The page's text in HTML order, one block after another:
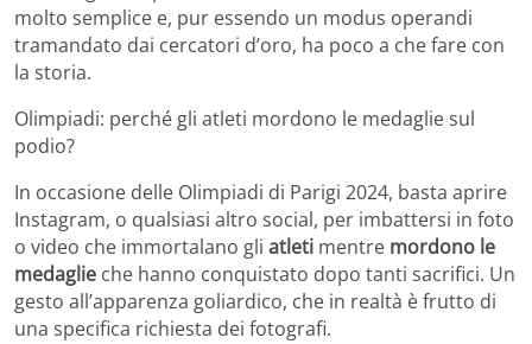
molto semplice e, pur essendo un modus operandi
tramandato dai cercatori d’oro, ha poco a che fare con
la storia.
Olimpiadi: perché gli atleti mordono le medaglie sul
podio?
In occasione delle Olimpiadi di Parigi 2024, basta aprire
Instagram, o qualsiasi altro social, per imbattersi in foto
o video che immortalano gli atleti mentre mordono le
medaglie che hanno conquistato dopo tanti sacrifici. Un
gesto all’apparenza goliardico, che in realtà è frutto di
una specifica richiesta dei fotografi.